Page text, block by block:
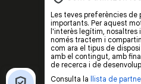
Caps de fotografia:
Assessorament
Subscripcions:Rosa
Gerència i projectes:
Publicitat i